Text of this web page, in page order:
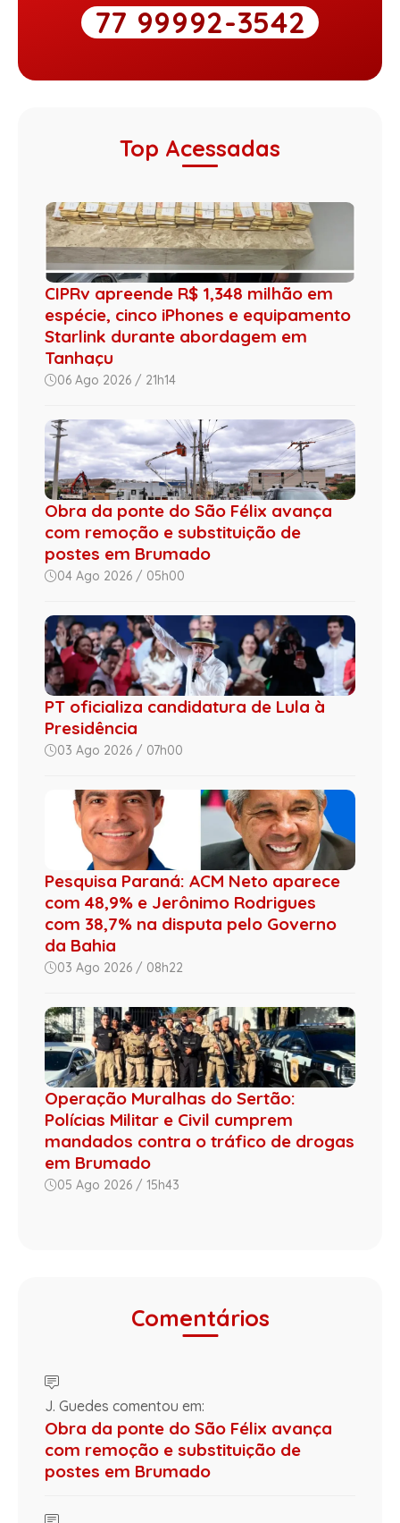
77 99992-3542
Top Acessadas
CIPRv apreende R$ 1,348 milhão em
espécie, cinco iPhones e equipamento
Starlink durante abordagem em
Tanhaçu
06 Ago 2026 / 21h14
Obra da ponte do São Félix avança
com remoção e substituição de
postes em Brumado
04 Ago 2026 / 05h00
PT oficializa candidatura de Lula à
Presidência
03 Ago 2026 / 07h00
Pesquisa Paraná: ACM Neto aparece
com 48,9% e Jerônimo Rodrigues
com 38,7% na disputa pelo Governo
da Bahia
03 Ago 2026 / 08h22
Operação Muralhas do Sertão:
Polícias Militar e Civil cumprem
mandados contra o tráfico de drogas
em Brumado
05 Ago 2026 / 15h43
Comentários
J. Guedes comentou em:
Obra da ponte do São Félix avança
com remoção e substituição de
postes em Brumado